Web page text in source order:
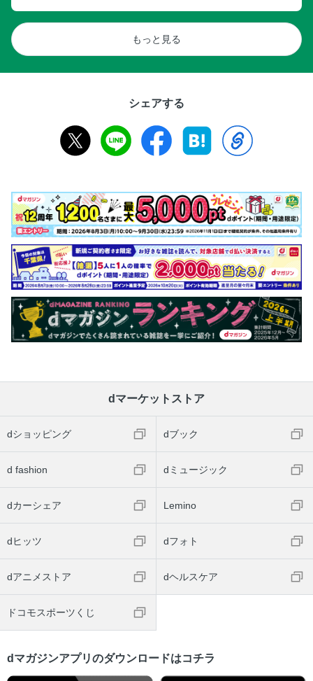
もっと見る
シェアする
dマーケットストア
dショッピング dブック
d fashion dミュージック
dカーシェア Lemino
dヒッツ dフォト
dアニメストア dヘルスケア
ドコモスポーツくじ
dマガジンアプリのダウンロードはコチラ